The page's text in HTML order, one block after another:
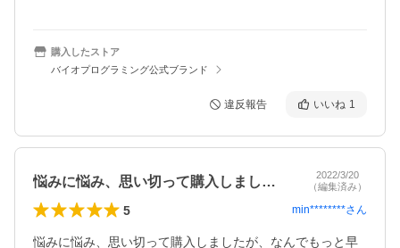
購入したストア
バイオプログラミング公式ブランド
違反報告 いいね 1
悩みに悩み、思い切って購入しましたが、…
2022/3/20
（編集済み）
5 min********さん
悩みに悩み、思い切って購入しましたが、なんでもっと早